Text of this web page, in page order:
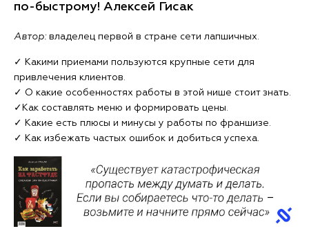
по-быстрому! Алексей Гисак
Автор: владелец первой в стране сети лапшичных.
✓ Какими приемами пользуются крупные сети для
привлечения клиентов.
✓ О какие особенностях работы в этой нише стоит знать.
✓Как составлять меню и формировать цены.
✓ Какие есть плюсы и минусы у работы по франшизе.
✓ Как избежать частых ошибок и добиться успеха.